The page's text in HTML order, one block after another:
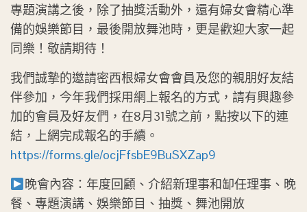
專題演講之後，除了抽獎活動外，還有婦女會精心準
備的娛樂節目，最後開放舞池時，更是歡迎大家一起
同樂！敬請期待！
我們誠摯的邀請密西根婦女會會員及您的親朋好友結
伴參加，今年我們採用網上報名的方式，請有興趣參
加的會員及好友們，在8月31號之前，點按以下的連
結，上網完成報名的手續。
https://forms.gle/ocjFfsbE9BuSXZap9
晚會內容：年度回顧、介紹新理事和缷任理事、晚
餐、專題演講、娛樂節目、抽獎、舞池開放